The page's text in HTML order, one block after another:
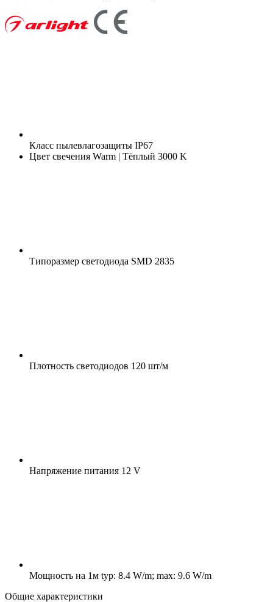
Класс пылевлагозащиты IP67
Цвет свечения Warm | Тёплый 3000 K
Типоразмер светодиода SMD 2835
Плотность светодиодов 120 шт/м
Напряжение питания 12 V
Мощность на 1м typ: 8.4 W/m; max: 9.6 W/m
Общие характеристики